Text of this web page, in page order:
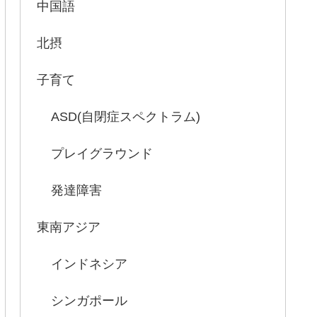
中国語
北摂
子育て
ASD(自閉症スペクトラム)
プレイグラウンド
発達障害
東南アジア
インドネシア
シンガポール